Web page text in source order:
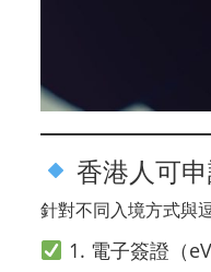
香港人可
針對不同入境方式與
1. 電子簽證（